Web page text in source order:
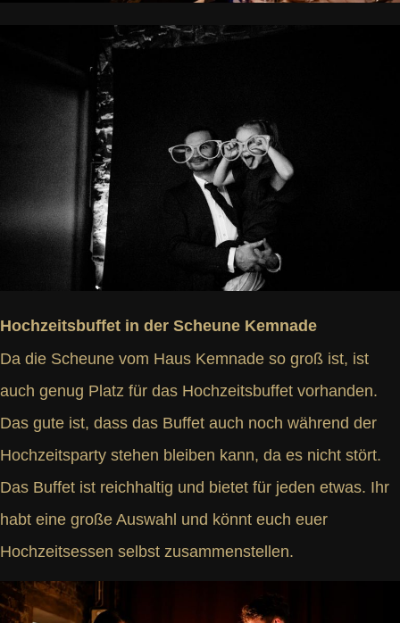
Hochzeitsbuffet in der Scheune Kemnade
Da die Scheune vom Haus Kemnade so groß ist, ist
auch genug Platz für das Hochzeitsbuffet vorhanden.
Das gute ist, dass das Buffet auch noch während der
Hochzeitsparty stehen bleiben kann, da es nicht stört.
Das Buffet ist reichhaltig und bietet für jeden etwas. Ihr
habt eine große Auswahl und könnt euch euer
Hochzeitsessen selbst zusammenstellen.